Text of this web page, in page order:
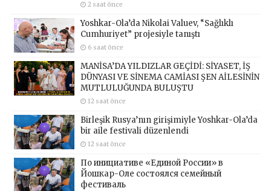
2 saat önce
Yoshkar-Ola’da Nikolai Valuev, “Sağlıklı
Cumhuriyet” projesiyle tanıştı
6 saat önce
MANİSA’DA YILDIZLAR GEÇİDİ: SİYASET, İŞ
DÜNYASI VE SİNEMA CAMİASI ŞEN AİLESİNİN
MUTLULUĞUNDA BULUŞTU
12 saat önce
Birleşik Rusya’nın girişimiyle Yoshkar-Ola’da
bir aile festivali düzenlendi
12 saat önce
По инициативе «Единой России» в
Йошкар-Оле состоялся семейный
фестиваль